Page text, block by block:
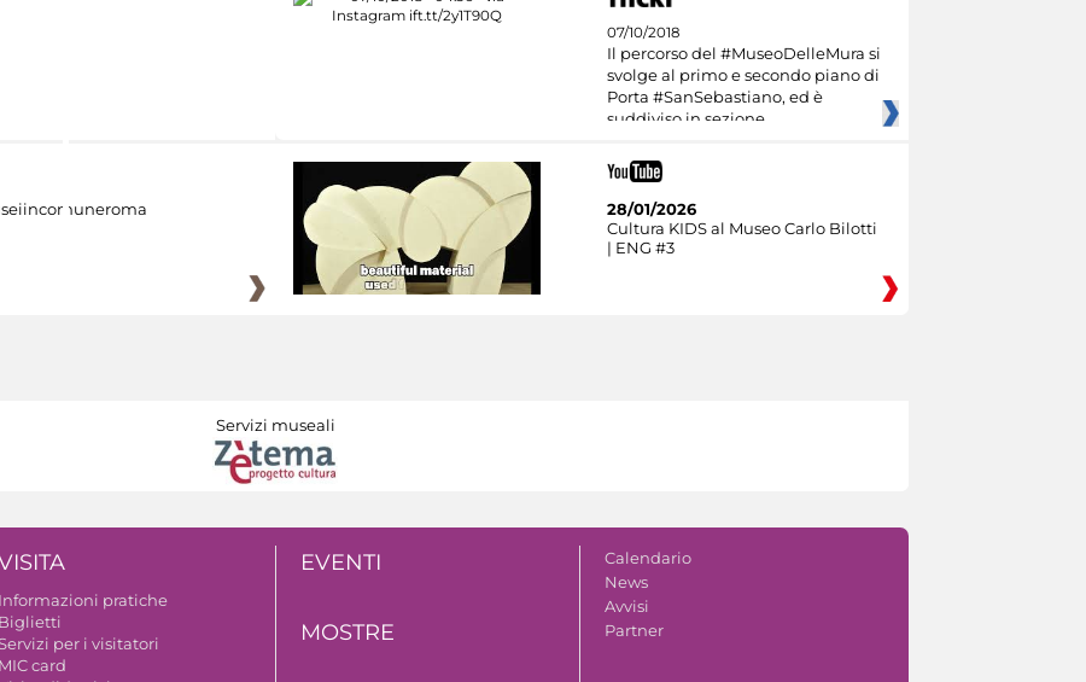
07/10/2018
Il percorso del #MuseoDelleMura si
svolge al primo e secondo piano di
Porta #SanSebastiano, ed è
suddiviso in sezione
28/01/2026
Cultura KIDS al Museo Carlo Bilotti
| ENG #3
Servizi museali
Informazioni pratiche
Biglietti
per i visitatori
MIC card
EVENTI
MOSTRE
Calendario
News
Avvisi
Partner